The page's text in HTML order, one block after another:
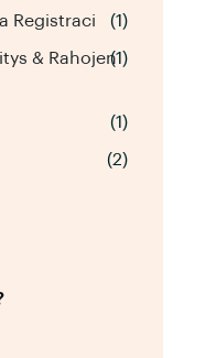
Registraci (1)
& Rahojen(1)
(1)
(2)